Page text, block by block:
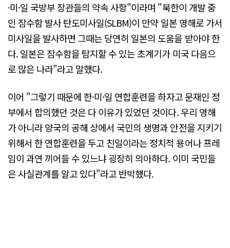
·미·일 국방부 장관들의 약속 사항"이라며 "북한이 개발 중
인 잠수함 발사 탄도미사일(SLBM)이 만약 일본 영해로 가서
미사일을 발사하면 그때는 당연히 일본의 도움을 받아야 한
다. 일본은 잠수함을 탐지할 수 있는 초계기가 미국 다음으
로 많은 나라"라고 말했다.
이어 "그렇기 때문에 한·미·일 연합훈련을 하자고 문재인 정
부에서 합의했던 것은 다 이유가 있었던 것이다. 우리 영해
가 아니라 양국의 공해 상에서 국민의 생명과 안전을 지키기
위해서 한 연합훈련을 두고 친일이라는 정치적 용어나 프레
임이 과연 끼어들 수 있느냐 굉장히 의아하다. 이미 국민들
은 사실관계를 알고 있다"라고 반박했다.